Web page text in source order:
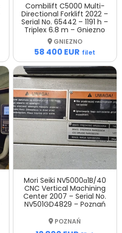
Combilift C5000 Multi-
Directional Forklift 2022 –
Serial No. 65442 – 1191 h –
Triplex 6.8 m – Gniezno
GNIEZNO
58 400 EUR filet
Mori Seiki NV5000α1B/40
CNC Vertical Machining
Center 2007 – Serial No.
NV501GD4829 – Poznań
POZNAŃ